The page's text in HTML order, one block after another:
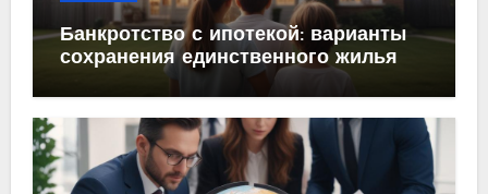
Банкротство с ипотекой: варианты
сохранения единственного жилья